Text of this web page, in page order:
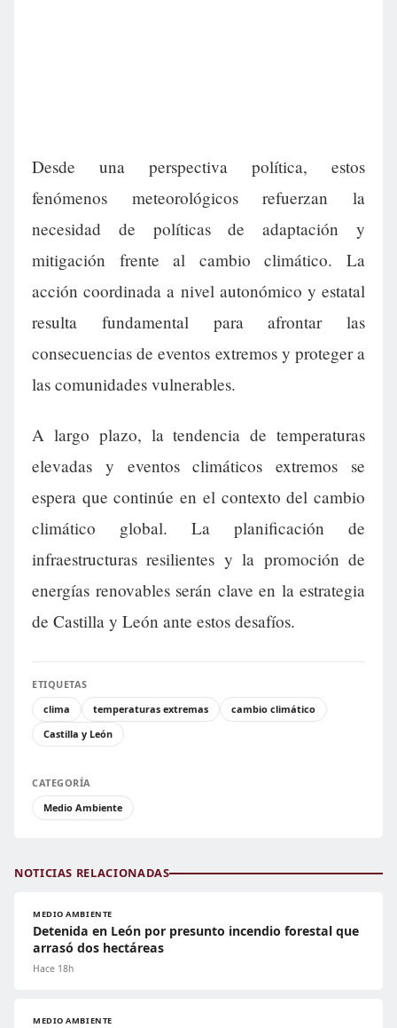
Desde una perspectiva política, estos
fenómenos meteorológicos refuerzan la
necesidad de políticas de adaptación y
mitigación frente al cambio climático. La
acción coordinada a nivel autonómico y estatal
resulta fundamental para afrontar las
consecuencias de eventos extremos y proteger a
las comunidades vulnerables.
A largo plazo, la tendencia de temperaturas
elevadas y eventos climáticos extremos se
espera que continúe en el contexto del cambio
climático global. La planificación de
infraestructuras resilientes y la promoción de
energías renovables serán clave en la estrategia
de Castilla y León ante estos desafíos.
ETIQUETAS
clima
temperaturas extremas
cambio climático
Castilla y León
CATEGORÍA
Medio Ambiente
NOTICIAS RELACIONADAS
MEDIO AMBIENTE
Detenida en León por presunto incendio forestal que
arrasó dos hectáreas
Hace 18h
MEDIO AMBIENTE